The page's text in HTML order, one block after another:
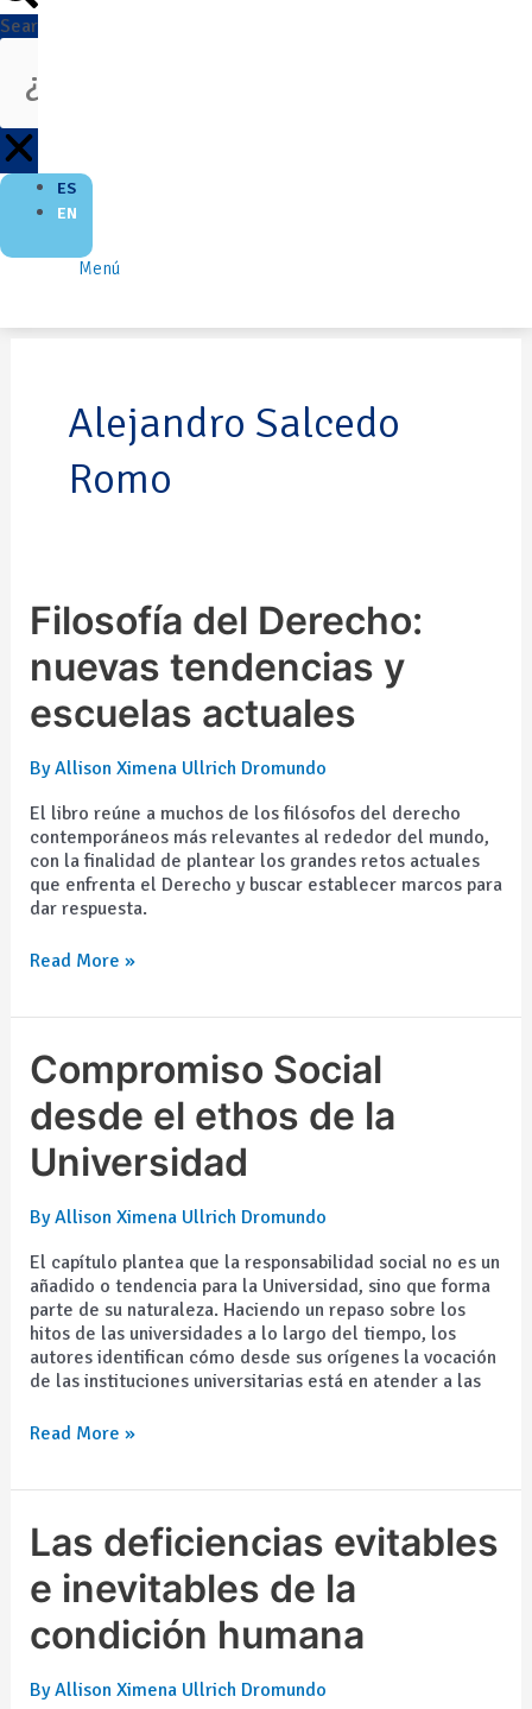
Search
ES
EN
Menú
Alejandro Salcedo
Romo
Filosofía del Derecho:
nuevas tendencias y
escuelas actuales
ByAllison Ximena Ullrich Dromundo
El libro reúne a muchos de los filósofos del derecho
contemporáneos más relevantes al rededor del mundo,
con la finalidad de plantear los grandes retos actuales
que enfrenta el Derecho y buscar establecer marcos para
dar respuesta.
Filosofía
del
Derecho:
nuevas
tendencias
y
actuales
Read More »
Compromiso Social
desde el ethos de la
Universidad
ByAllison Ximena Ullrich Dromundo
El capítulo plantea que la responsabilidad social no es un
añadido o tendencia para la Universidad, sino que forma
parte de su naturaleza. Haciendo un repaso sobre los
hitos de las universidades a lo largo del tiempo, los
autores identifican cómo desde sus orígenes la vocación
de las instituciones universitarias está en atender a las
Compromiso
Social
desde
el
ethos
de
Universidad
Read More »
Las deficiencias evitables
e inevitables de la
condición humana
ByAllison Ximena Ullrich Dromundo
Las
deficiencias
evitables
e
inevitables
de
condición